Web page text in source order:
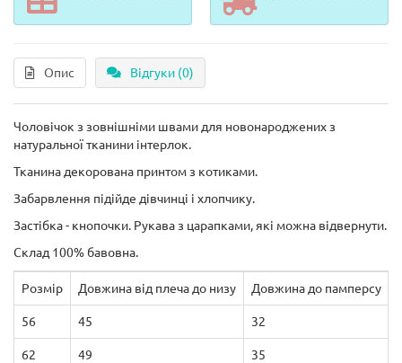
Опис Відгуки (0)
Чоловічок з зовнішніми швами для новонароджених з
натуральної тканини інтерлок.
Тканина декорована принтом з котиками.
Забарвлення підійде дівчинці і хлопчику.
Застібка - кнопочки. Рукава з царапками, які можна відвернути.
Склад 100% бавовна.
Розмір Довжина від плеча до низу Довжина до памперсу
56 45 32
62 49 35